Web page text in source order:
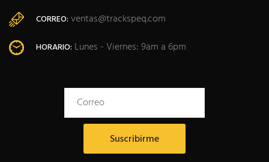
CORREO: ventas@trackspeq.com
HORARIO: Lunes - Viernes: 9am a 6pm